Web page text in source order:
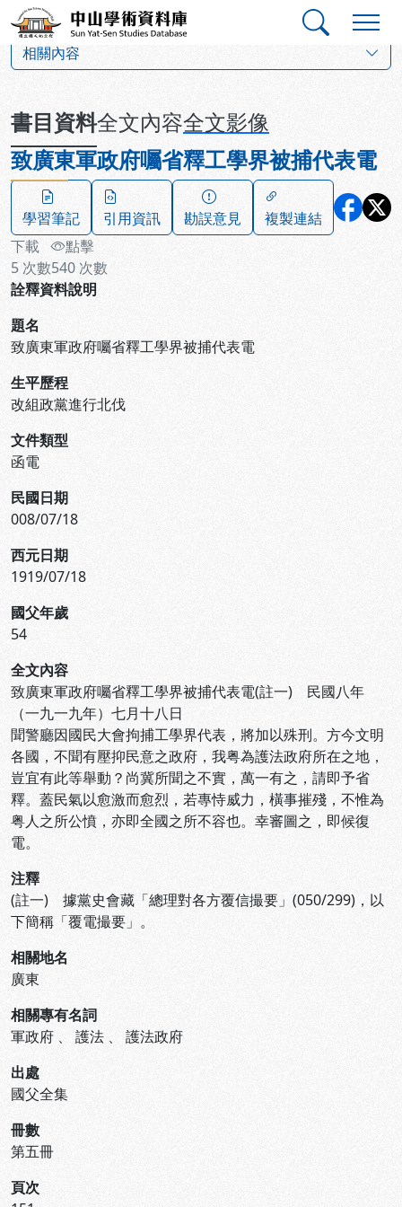
跳到主要內容
中山學術資料庫
相關內容
書目資料全文內容全文影像
致廣東軍政府囑省釋工學界被捕代表電
學習筆記 引用資訊 勘誤意見
複製連結
下載
5 次數
點擊
540 次數
詮釋資料說明
題名
致廣東軍政府囑省釋工學界被捕代表電
生平歷程
改組政黨進行北伐
文件類型
函電
民國日期
008/07/18
西元日期
1919/07/18
國父年歲
54
全文內容
致廣東軍政府囑省釋工學界被捕代表電(註一) 民國八年
（一九一九年）七月十八日
聞警廳因國民大會拘捕工學界代表，將加以殊刑。方今文明
各國，不聞有壓抑民意之政府，我粤為護法政府所在之地，
豈宜有此等舉動？尚冀所聞之不實，萬一有之，請即予省
釋。蓋民氣以愈激而愈烈，若專恃威力，橫事摧殘，不惟為
粤人之所公憤，亦即全國之所不容也。幸審圖之，即候復
電。
注釋
(註一) 據黨史會藏「總理對各方覆信撮要」(050/299)，以
下簡稱「覆電撮要」。
相關地名
廣東
相關專有名詞
軍政府 、 護法 、 護法政府
出處
國父全集
冊數
第五冊
頁次